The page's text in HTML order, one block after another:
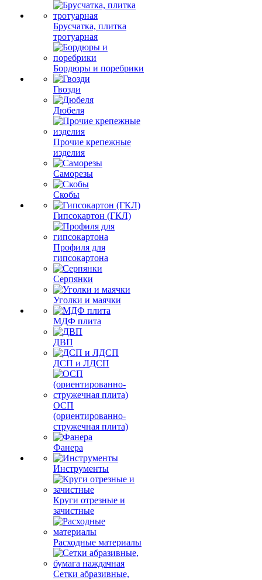
Брусчатка, плитка
тротуарная
Бордюры и поребрики
Гвозди
Дюбеля
Прочие крепежные
изделия
Саморезы
Скобы
Гипсокартон (ГКЛ)
Профиля для
гипсокартона
Серпянки
Уголки и маячки
МДФ плита
ДВП
ДСП и ЛДСП
ОСП
(ориентированно-
стружечная плита)
Фанера
Инструменты
Круги отрезные и
зачистные
Расходные материалы
Сетки абразивные,